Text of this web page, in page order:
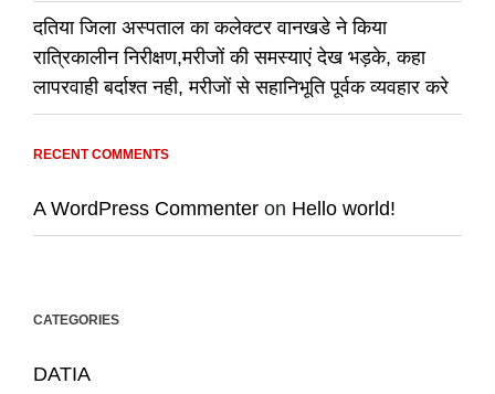
दतिया जिला अस्पताल का कलेक्टर वानखडे ने किया
रात्रिकालीन निरीक्षण,मरीजों की समस्याएं देख भड़के, कहा
लापरवाही बर्दाश्त नही, मरीजों से सहानिभूति पूर्वक व्यवहार करे
RECENT COMMENTS
A WordPress Commenter on Hello world!
CATEGORIES
DATIA